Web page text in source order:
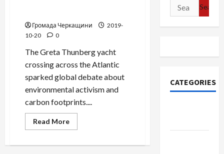
Громада Черкащини
2019-
10-20
0
The Greta Thunberg yacht
crossing across the Atlantic
sparked global debate about
environmental activism and
carbon footprints....
Read MoreRead
more
of
Search
for:
CATEGORIES